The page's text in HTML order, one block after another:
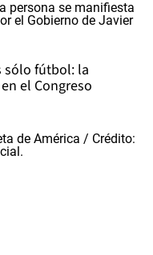
sólo fútbol: la
el Congreso